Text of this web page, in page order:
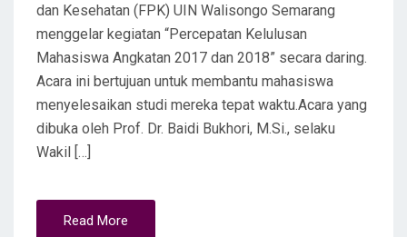
dan Kesehatan (FPK) UIN Walisongo Semarang
menggelar kegiatan “Percepatan Kelulusan
Mahasiswa Angkatan 2017 dan 2018” secara daring.
Acara ini bertujuan untuk membantu mahasiswa
menyelesaikan studi mereka tepat waktu.Acara yang
dibuka oleh Prof. Dr. Baidi Bukhori, M.Si., selaku
Wakil […]
Read More